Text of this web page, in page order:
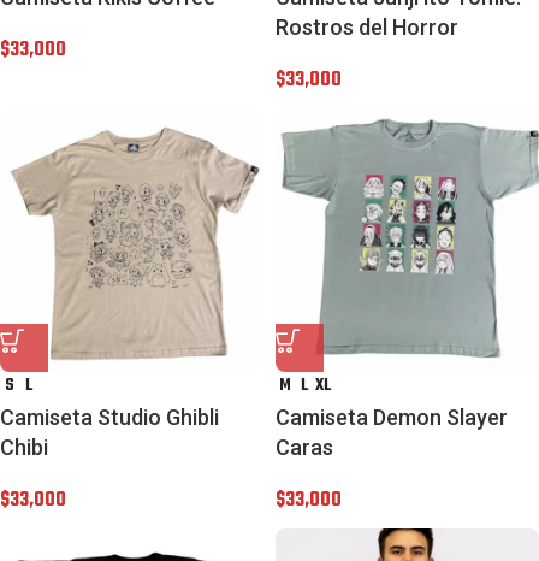
$33,000
Rostros del Horror
$33,000
S L
Camiseta Studio Ghibli
Chibi
$33,000
M L XL
Camiseta Demon Slayer
Caras
$33,000